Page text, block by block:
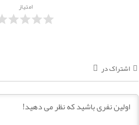
امتیاز
اشتراک در